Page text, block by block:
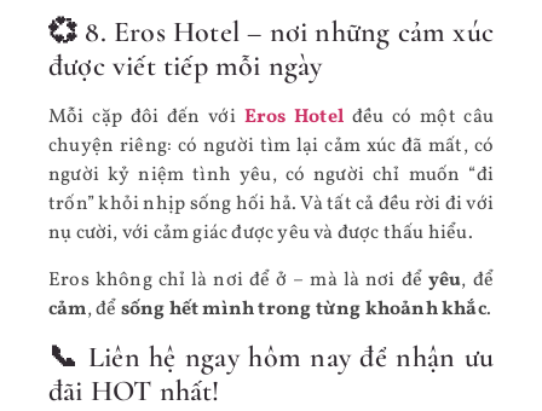
💞 8. Eros Hotel – nơi những cảm xúc
được viết tiếp mỗi ngày
Mỗi cặp đôi đến với Eros Hotel đều có một câu
chuyện riêng: có người tìm lại cảm xúc đã mất, có
người kỷ niệm tình yêu, có người chỉ muốn “đi
trốn” khỏi nhịp sống hối hả. Và tất cả đều rời đi với
nụ cười, với cảm giác được yêu và được thấu hiểu.
Eros không chỉ là nơi để ở – mà là nơi để yêu, để
cảm, để sống hết mình trong từng khoảnh khắc.
📞 Liên hệ ngay hôm nay để nhận ưu
đãi HOT nhất!